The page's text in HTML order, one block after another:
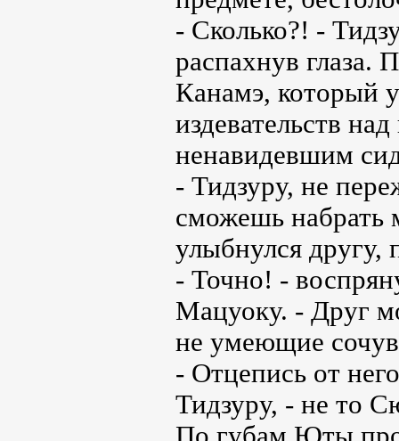
- Сколько?! -
распахнув глаза.
Канамэ, который
издевательств
ненавидевшим
- Тидзуру, не
сможешь набрать
улыбнулся другу,
- Точно! -
Мацуоку. - Друг
не умеющие
- Отцепись от
Тидзуру, - не то